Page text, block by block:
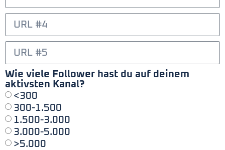
Wie viele Follower hast du auf deinem
aktivsten Kanal?
<300
300-1.500
1.500-3.000
3.000-5.000
>5.000